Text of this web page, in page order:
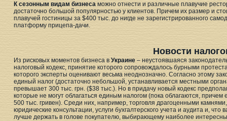
К сезонным видам бизнеса можно отнести и различные плавучие
достаточно большой популярностью у клиентов. Причем их размер и
плавучей гостиницы за $400 тыс. до нигде не зарегистрированного
платформу прицепа-дачи.
Новости
Из рисковых моментов бизнеса в Украине – неустоявшаяся
налоговый кодекс, принятие которого сопровождалось бурными
которого эксперты оценивают весьма неоднозначно. Согласно этому
единый налог (достаточно небольшой, устанавливается местными
превышает 300 тыс. грн. ($38 тыс.). Но в придачу новый кодекс
которые не могут облагаться единым налогом (пока облагаются, причем
500 тыс. гривен). Среди них, например, торговля драгоценными
юридические консультации, услуги бухгалтерского учета и аудита и,
лучше держать в голове покупателю, выбирающему наиболее